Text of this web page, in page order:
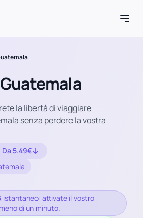
la libertà di viaggiare
senza perdere la vostra
Da 5.49€
istantaneo: attivate il vostro
di un minuto.